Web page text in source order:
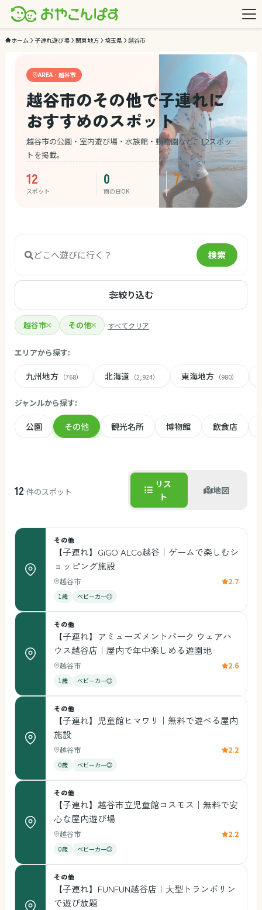
ホーム 子連れ遊び場 関東地方 埼玉県 越谷市
AREA · 越谷市
越谷市のその他で子連れに
おすすめのスポット
越谷市の公園・室内遊び場・水族館・動物園など、12スポッ
トを掲載。
12
スポット
0
雨の日OK
7
ジャンル
検索
絞り込む
越谷市 その他 すべてクリア
エリアから探す:
九州地方 （768） 北海道 （2,924） 東海地方 （980）
ジャンルから探す:
公園 その他 観光名所 博物館 飲食店
12 件のスポット
リス
ト
地図
その他
【子連れ】GiGO ALCo越谷｜ゲームで楽しむシ
ョッピング施設
越谷市 2.7
1歳 ベビーカー◎
その他
【子連れ】アミューズメントパーク ウェアハ
ウス越谷店｜屋内で年中楽しめる遊園地
越谷市 2.6
1歳 ベビーカー◎
その他
【子連れ】児童館ヒマワリ｜無料で遊べる屋内
施設
越谷市 2.2
0歳 ベビーカー◎
その他
【子連れ】越谷市立児童館コスモス｜無料で安
心な屋内遊び場
越谷市 2.2
0歳 ベビーカー◎
その他
【子連れ】FUNFUN越谷店｜大型トランポリン
で遊び放題